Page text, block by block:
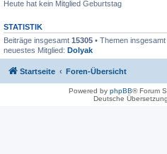
Heute hat kein Mitglied Geburtstag
STATISTIK
Beiträge insgesamt 15305 • Themen insgesamt
neuestes Mitglied: Dolyak
Startseite Foren-Übersicht
Powered by phpBB® Forum
Deutsche